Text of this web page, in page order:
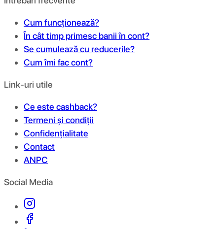
Cum funcționează?
În cât timp primesc banii în cont?
Se cumulează cu reducerile?
Cum îmi fac cont?
Link-uri utile
Ce este cashback?
Termeni și condiții
Confidențialitate
Contact
ANPC
Social Media